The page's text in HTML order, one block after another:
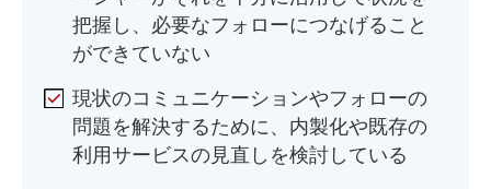
把握し、必要なフォローにつなげること
ができていない
現状のコミュニケーションやフォローの
問題を解決するために、内製化や既存の
利用サービスの見直しを検討している